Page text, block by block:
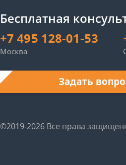
Бесплатная
+7 495 128-01-53
Москва
Задать
©2019-2026 Все права